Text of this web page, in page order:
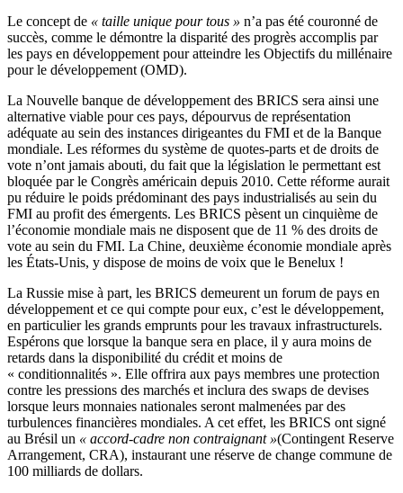
Le concept de « taille unique pour tous » n’a pas été couronné de
succès, comme le démontre la disparité des progrès accomplis par
les pays en développement pour atteindre les Objectifs du millénaire
pour le développement (OMD).
La Nouvelle banque de développement des BRICS sera ainsi une
alternative viable pour ces pays, dépourvus de représentation
adéquate au sein des instances dirigeantes du FMI et de la Banque
mondiale. Les réformes du système de quotes-parts et de droits de
vote n’ont jamais abouti, du fait que la législation le permettant est
bloquée par le Congrès américain depuis 2010. Cette réforme aurait
pu réduire le poids prédominant des pays industrialisés au sein du
FMI au profit des émergents. Les BRICS pèsent un cinquième de
l’économie mondiale mais ne disposent que de 11 % des droits de
vote au sein du FMI. La Chine, deuxième économie mondiale après
les États-Unis, y dispose de moins de voix que le Benelux !
La Russie mise à part, les BRICS demeurent un forum de pays en
développement et ce qui compte pour eux, c’est le développement,
en particulier les grands emprunts pour les travaux infrastructurels.
Espérons que lorsque la banque sera en place, il y aura moins de
retards dans la disponibilité du crédit et moins de
« conditionnalités ». Elle offrira aux pays membres une protection
contre les pressions des marchés et inclura des swaps de devises
lorsque leurs monnaies nationales seront malmenées par des
turbulences financières mondiales. A cet effet, les BRICS ont signé
au Brésil un « accord-cadre non contraignant »(Contingent Reserve
Arrangement, CRA), instaurant une réserve de change commune de
100 milliards de dollars.